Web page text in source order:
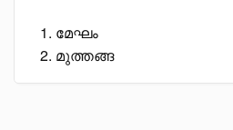
മേഘം
മുത്തങ്ങ